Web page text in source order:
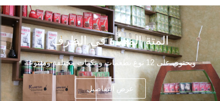
المتة المعبأة في الظرف
ويحتوي على 12 نوع بطعمات و نكهات مختلفة ومتنوعة
عرض التفاصيل